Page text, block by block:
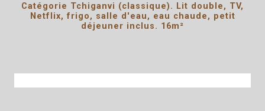
Catégorie Tchiganvi (classique). Lit double, TV,
Netflix, frigo, salle d'eau, eau chaude, petit
déjeuner inclus. 16m²